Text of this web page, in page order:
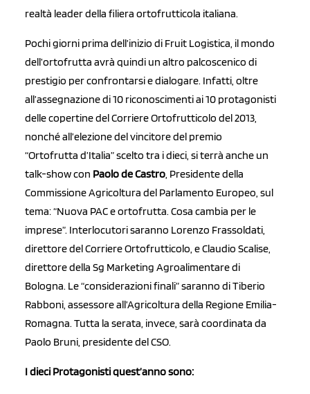
realtà leader della filiera ortofrutticola italiana.
Pochi giorni prima dell’inizio di Fruit Logistica, il mondo
dell’ortofrutta avrà quindi un altro palcoscenico di
prestigio per confrontarsi e dialogare. Infatti, oltre
all’assegnazione di 10 riconoscimenti ai 10 protagonisti
delle copertine del Corriere Ortofrutticolo del 2013,
nonché all’elezione del vincitore del premio
“Ortofrutta d’Italia” scelto tra i dieci, si terrà anche un
talk-show con Paolo de Castro, Presidente della
Commissione Agricoltura del Parlamento Europeo, sul
tema: “Nuova PAC e ortofrutta. Cosa cambia per le
imprese”. Interlocutori saranno Lorenzo Frassoldati,
direttore del Corriere Ortofrutticolo, e Claudio Scalise,
direttore della Sg Marketing Agroalimentare di
Bologna. Le “considerazioni finali” saranno di Tiberio
Rabboni, assessore all’Agricoltura della Regione Emilia-
Romagna. Tutta la serata, invece, sarà coordinata da
Paolo Bruni, presidente del CSO.
I dieci Protagonisti quest’anno sono: